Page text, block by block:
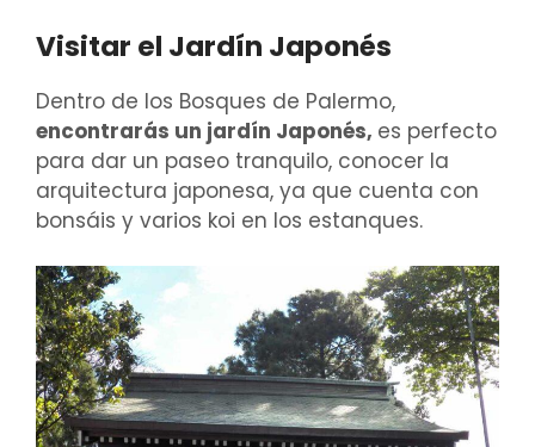
Visitar el Jardín Japonés
Dentro de los Bosques de Palermo,
encontrarás un jardín Japonés, es perfecto
para dar un paseo tranquilo, conocer la
arquitectura japonesa, ya que cuenta con
bonsáis y varios koi en los estanques.